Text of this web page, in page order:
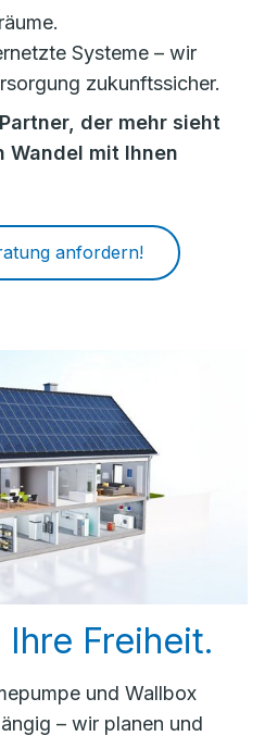
Systeme – wir
zukunftssicher.
der mehr sieht
Wandel mit Ihnen
anfordern!
Freiheit.
und Wallbox
– wir planen und